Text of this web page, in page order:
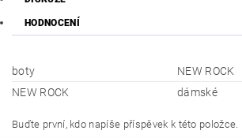
HODNOCENÍ
boty
NEW ROCK
NEW ROCK
dámské
Buďte první, kdo napíše příspěvek k této položce.